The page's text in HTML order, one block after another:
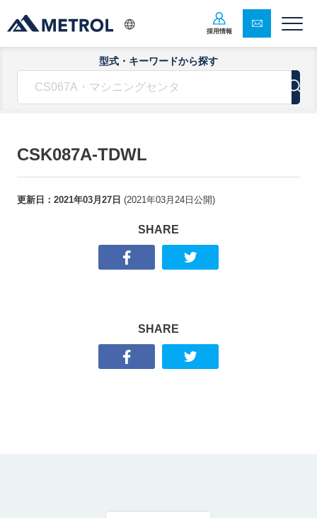
採用情報
型式・キーワードから探す
CSK087A-TDWL
更新日： 2021年03月27日 (2021年03月24日 公開)
SHARE
SHARE